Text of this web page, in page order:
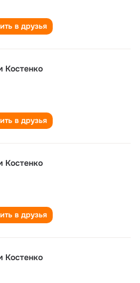
в друзья
Костенко
в друзья
Костенко
в друзья
Костенко